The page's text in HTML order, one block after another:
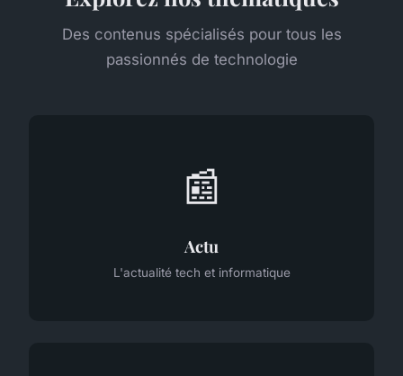
Des contenus spécialisés pour tous les
passionnés de technologie
📰
Actu
L'actualité tech et informatique